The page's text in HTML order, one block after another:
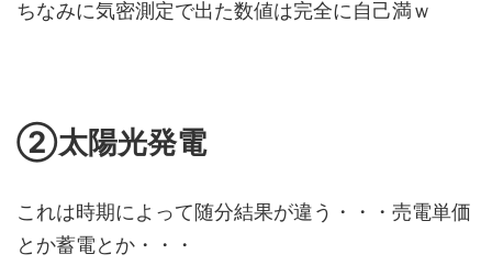
ちなみに気密測定で出た数値は完全に自己満ｗ
②太陽光発電
これは時期によって随分結果が違う・・・売電単価
とか蓄電とか・・・